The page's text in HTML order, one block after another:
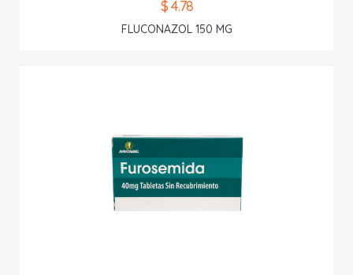
$ 4.78
FLUCONAZOL 150 MG